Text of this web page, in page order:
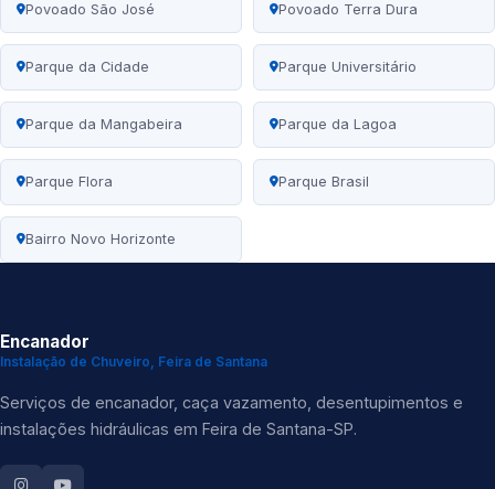
Povoado São José Povoado Terra Dura
Parque da Cidade Parque Universitário
Parque da Mangabeira Parque da Lagoa
Parque Flora Parque Brasil
Bairro Novo Horizonte
Encanador
Instalação de Chuveiro, Feira de Santana
Serviços de encanador, caça vazamento, desentupimentos e
instalações hidráulicas em Feira de Santana-SP.